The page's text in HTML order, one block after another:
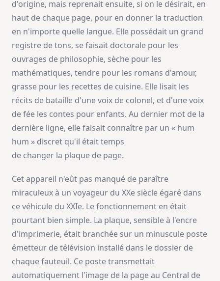
d'origine, mais reprenait ensuite, si on le désirait, en
haut de chaque page, pour en donner la traduction
en n'importe quelle langue. Elle possédait un grand
registre de tons, se faisait doctorale pour les
ouvrages de philosophie, sèche pour les
mathématiques, tendre pour les romans d'amour,
grasse pour les recettes de cuisine. Elle lisait les
récits de bataille d'une voix de colonel, et d'une voix
de fée les contes pour enfants. Au dernier mot de la
dernière ligne, elle faisait connaître par un « hum
hum » discret qu'il était temps
de changer la plaque de page.
Cet appareil n'eût pas manqué de paraître
miraculeux à un voyageur du XXe siècle égaré dans
ce véhicule du XXIe. Le fonctionnement en était
pourtant bien simple. La plaque, sensible à l'encre
d'imprimerie, était branchée sur un minuscule poste
émetteur de télévision installé dans le dossier de
chaque fauteuil. Ce poste transmettait
automatiquement l'image de la page au Central de